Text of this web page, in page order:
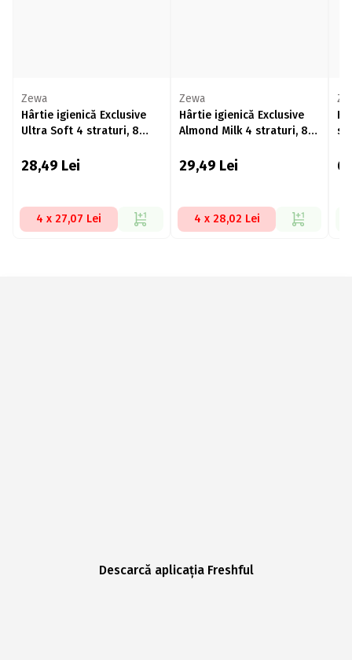
Zewa
Hârtie igienică Exclusive
Ultra Soft 4 straturi, 8
28,49 Lei
4 x 27,07 Lei
Zewa
Hârtie igienică Exclusive
Almond Milk 4 straturi, 8
29,49 Lei
4 x 28,02 Lei
Descarcă aplicația Freshful